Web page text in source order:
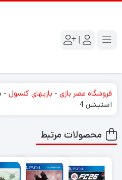
|
فروشگاه عصر بازی - بازیهای کنسول -
استیشن 4
محصولات مرتبط